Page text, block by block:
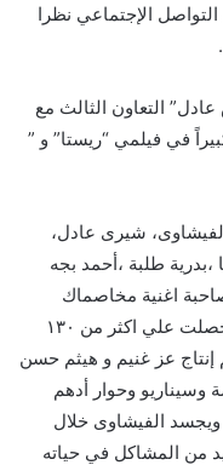
الإجتماعي نظرا
التعاون الثالث مع
في فيلمي “ريستا” و ”
شيرى عادل،
،بدرية طلبة ،أحمد بجه
اغنية مخاصماك
والتي تصدرت ترند المواقع الاجتماعية و حصلت علي اكثر من ١٣٠
عز غنيم و هيثم حسن
وحوار أدهم
الفيشاوى خلال
من المشاكل في حياته